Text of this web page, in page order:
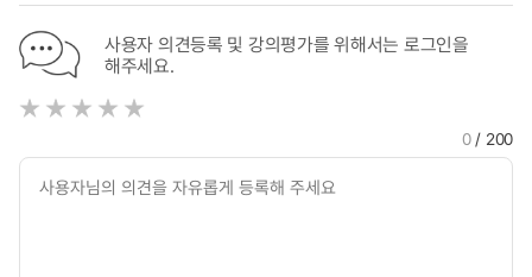
사용자 의견등록 및 강의평가를 위해서는 로그인을
해주세요.
0/ 200